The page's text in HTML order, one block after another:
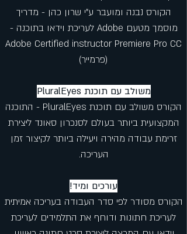
הקורס נבנה ומועבר ע"י שרון כהן - מדריך
מוסמך מטעם Adobe לעריכת וידאו בתוכנה -
Adobe Certified instructor Premiere Pro CC
(פרמייר)
משולב עם תוכנת PluralEyes
הקורס משולב עם תוכנת PluralEyes - התוכנה
המקצועית ביותר בעולם לסנכרון סאונד ליצירת
זרימת עבודה מהירה ויעילה ביותר לקיצור זמן
העריכה.
עורכים ומיד!
הקורס מסודר לפי סדר העבודה בעריכה אמיתית
לעריכת חתונות ודוחף את התלמידים לעריכת